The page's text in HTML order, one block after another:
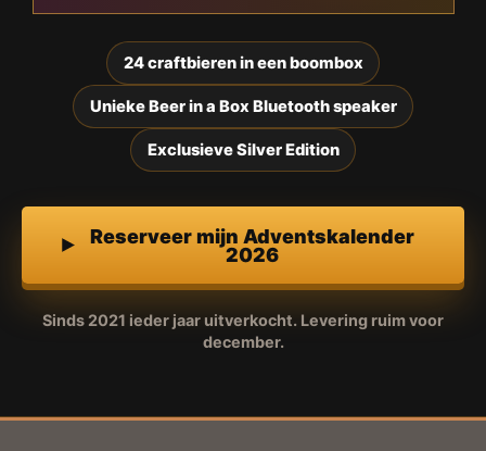
24 craftbieren in een boombox
Unieke Beer in a Box Bluetooth speaker
Exclusieve Silver Edition
Reserveer mijn Adventskalender
2026
Sinds 2021 ieder jaar uitverkocht. Levering ruim voor
december.